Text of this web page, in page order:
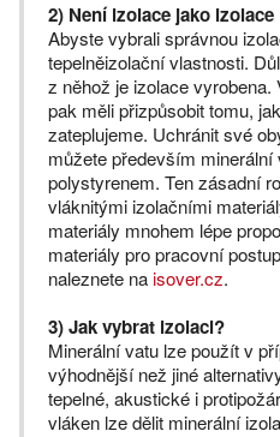
2) Není izolace jako izolace
Abyste vybrali správnou
tepelněizolační vlastnosti.
z něhož je izolace
pak měli přizpůsobit tomu,
zateplujeme. Uchránit své
můžete především minerální
polystyrenem. Ten zásadní
vláknitými izolačními
materiály mnohem lépe
materiály pro pracovní
naleznete na isover.cz.
3) Jak vybrat izolaci?
Minerální vatu lze použít v
výhodnější než jiné
tepelné, akustické i
vláken lze dělit minerální